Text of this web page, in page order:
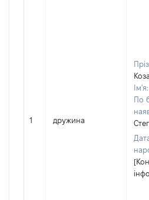
1 дружина
Ім'я:
По